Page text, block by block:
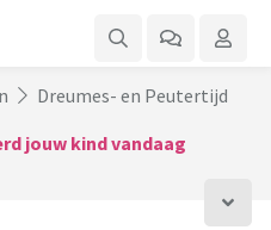
Dreumes- en Peutertijd
jouw kind vandaag